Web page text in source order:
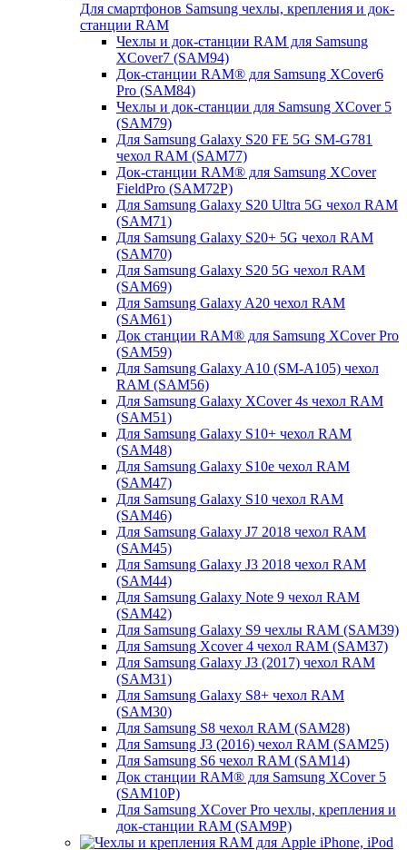
Для смартфонов Samsung чехлы, крепления и док-
станции RAM
Чехлы и док-станции RAM для Samsung
XCover7 (SAM94)
Док-станции RAM® для Samsung XCover6
Pro (SAM84)
Чехлы и док-станции для Samsung XCover 5
(SAM79)
Для Samsung Galaxy S20 FE 5G SM-G781
чехол RAM (SAM77)
Док-станции RAM® для Samsung XCover
FieldPro (SAM72P)
Для Samsung Galaxy S20 Ultra 5G чехол RAM
(SAM71)
Для Samsung Galaxy S20+ 5G чехол RAM
(SAM70)
Для Samsung Galaxy S20 5G чехол RAM
(SAM69)
Для Samsung Galaxy A20 чехол RAM
(SAM61)
Док станции RAM® для Samsung XCover Pro
(SAM59)
Для Samsung Galaxy A10 (SM-A105) чехол
RAM (SAM56)
Для Samsung Galaxy XCover 4s чехол RAM
(SAM51)
Для Samsung Galaxy S10+ чехол RAM
(SAM48)
Для Samsung Galaxy S10e чехол RAM
(SAM47)
Для Samsung Galaxy S10 чехол RAM
(SAM46)
Для Samsung Galaxy J7 2018 чехол RAM
(SAM45)
Для Samsung Galaxy J3 2018 чехол RAM
(SAM44)
Для Samsung Galaxy Note 9 чехол RAM
(SAM42)
Для Samsung Galaxy S9 чехлы RAM (SAM39)
Для Samsung Xcover 4 чехол RAM (SAM37)
Для Samsung Galaxy J3 (2017) чехол RAM
(SAM31)
Для Samsung Galaxy S8+ чехол RAM
(SAM30)
Для Samsung S8 чехол RAM (SAM28)
Для Samsung J3 (2016) чехол RAM (SAM25)
Для Samsung S6 чехол RAM (SAM14)
Док станции RAM® для Samsung XCover 5
(SAM10P)
Для Samsung XCover Pro чехлы, крепления и
док-станции RAM (SAM9P)